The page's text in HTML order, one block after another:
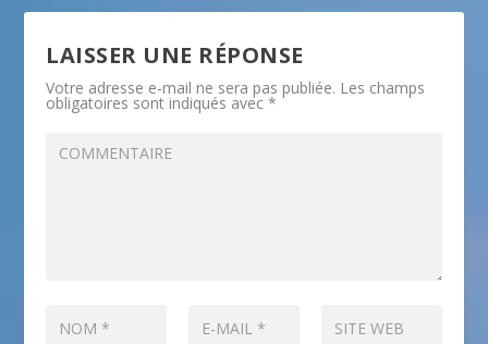
LAISSER UNE RÉPONSE
Votre adresse e-mail ne sera pas publiée. Les champs
obligatoires sont indiqués avec*